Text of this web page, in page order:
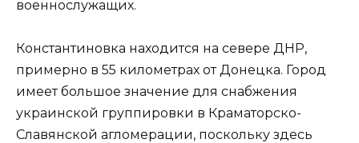
военнослужащих.
Константиновка находится на севере ДНР,
примерно в 55 километрах от Донецка. Город
имеет большое значение для снабжения
украинской группировки в Краматорско-
Славянской агломерации, поскольку здесь